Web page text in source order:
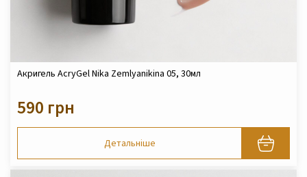
Акригель AcryGel Nika Zemlyanikina 05, 30мл
590 грн
Детальніше